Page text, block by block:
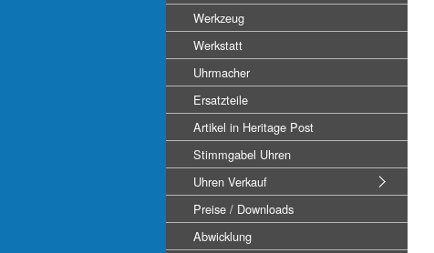
Werkzeug
Werkstatt
Uhrmacher
Ersatzteile
Artikel in Heritage Post
Stimmgabel Uhren
Uhren Verkauf
Preise / Downloads
Abwicklung